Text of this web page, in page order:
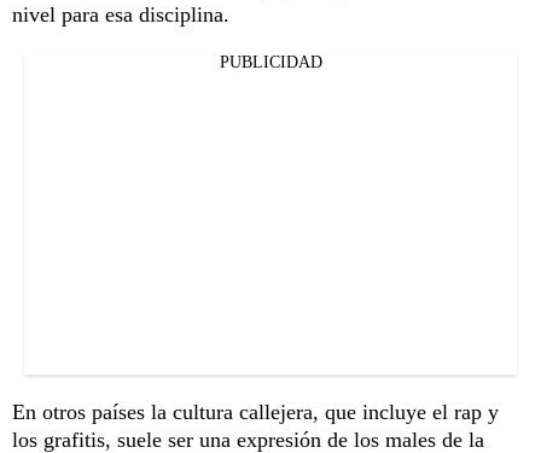
nivel para esa disciplina.
PUBLICIDAD
En otros países la cultura callejera, que incluye el rap y
los grafitis, suele ser una expresión de los males de la